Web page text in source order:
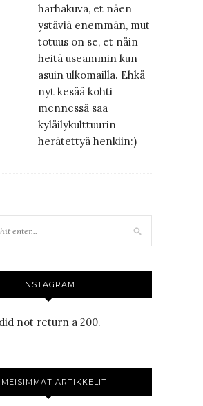
harhakuva, et näen
ystäviä enemmän, mut
totuus on se, et näin
heitä useammin kun
asuin ulkomailla. Ehkä
nyt kesää kohti
mennessä saa
kyläilykulttuurin
herätettyä henkiin:)
INSTAGRAM
not return a 200.
ARTIKKELIT